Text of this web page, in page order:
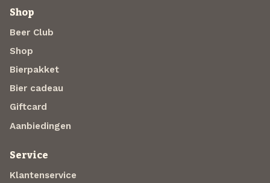
Shop
Beer Club
Shop
Bierpakket
Bier cadeau
Giftcard
Aanbiedingen
Service
Klantenservice